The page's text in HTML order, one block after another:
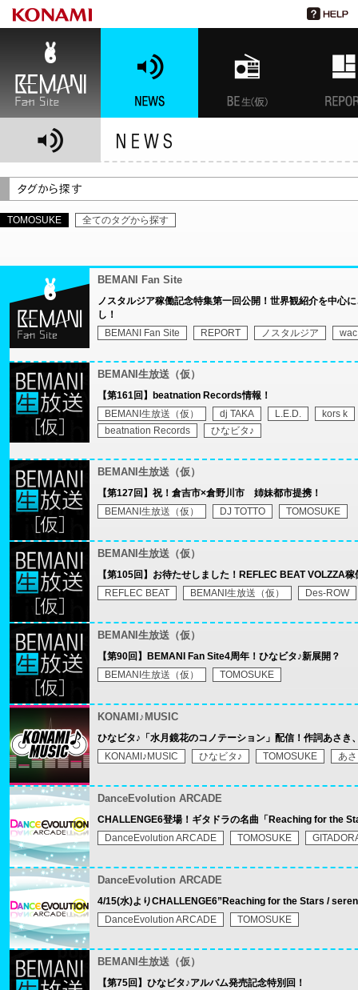
TOMOSUKE 全てのタグから探す
BEMANI Fan Site
ノスタルジア稼働記念特集第一回公開！世界観紹介を中心
し！
BEMANI Fan Site
REPORT ノスタルジア wac
BEMANI生放送（仮）
【第161回】beatnation Records情報！
BEMANI生放送（仮）
dj TAKA L.E.D.
kors k
beatnation Records
ひなビタ♪
BEMANI生放送（仮）
【第127回】祝！倉吉市×倉野川市 姉妹都市提携！
BEMANI生放送（仮）
DJ TOTTO TOMOSUKE
BEMANI生放送（仮）
【第105回】お待たせしました！REFLEC BEAT VOLZZA稼
REFLEC BEAT
BEMANI生放送（仮） Des-ROW
BEMANI生放送（仮）
【第90回】BEMANI Fan Site4周年！ひなビタ♪新展開？
BEMANI生放送（仮）
TOMOSUKE
KONAMI♪MUSIC
ひなビタ♪「水月鏡花のコノテーション」配信！作詞あさき
KONAMI♪MUSIC
ひなビタ♪ TOMOSUKE あ
DanceEvolution ARCADE
CHALLENGE6登場！ギタドラの名曲「Reaching for the
DanceEvolution ARCADE
TOMOSUKE
DanceEvolution ARCADE
4/15(水)よりCHALLENGE6”Reaching for the Stars /
DanceEvolution ARCADE
TOMOSUKE
BEMANI生放送（仮）
【第75回】ひなビタ♪アルバム発売記念特別回！